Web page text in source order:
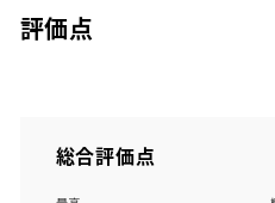
評価点
総合評価点